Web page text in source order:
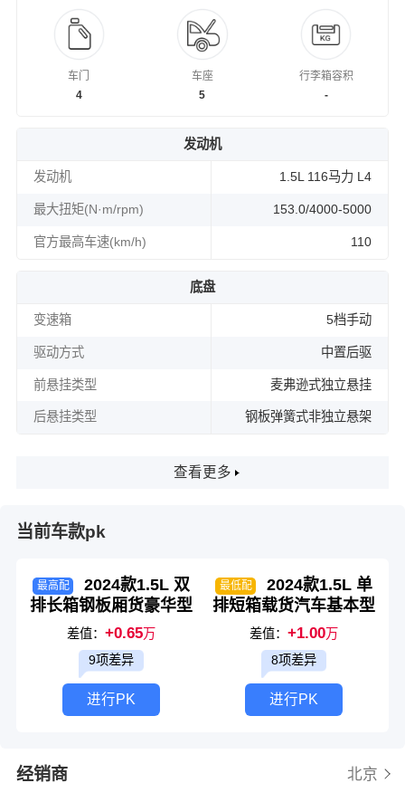
车门
4
车座
5
行李箱容积
-
发动机
发动机 1.5L 116马力 L4
最大扭矩(N·m/rpm) 153.0/4000-5000
官方最高车速(km/h) 110
底盘
变速箱 5档手动
驱动方式 中置后驱
前悬挂类型 麦弗逊式独立悬挂
后悬挂类型 钢板弹簧式非独立悬架
查看更多
当前车款pk
最高配
2024款1.5L 双
排长箱钢板厢货豪华型
差值：+0.65万
9项差异
进行PK
最低配
2024款1.5L 单
排短箱载货汽车基本型
差值： +1.00万
8项差异
进行PK
经销商 北京